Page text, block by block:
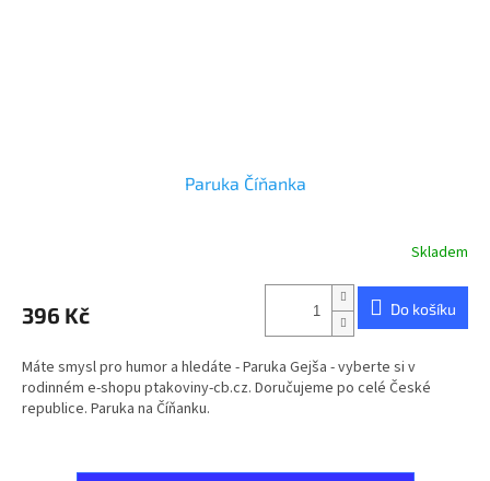
Paruka Číňanka
je
z
5
hvězdiček.
Skladem
396 Kč Do košíku
Máte smysl pro humor a hledáte - Paruka Gejša - vyberte si v
rodinném e-shopu ptakoviny-cb.cz. Doručujeme po celé České
republice. Paruka na Číňanku.